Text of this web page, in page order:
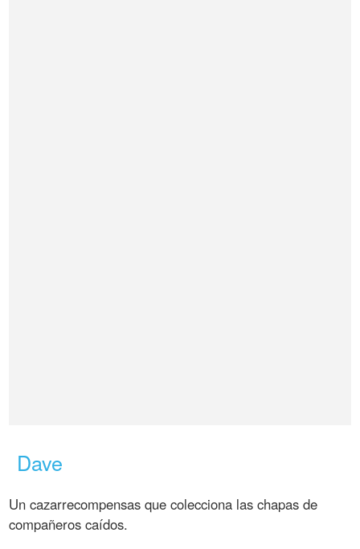
Dave
Un cazarrecompensas que colecciona las chapas de
compañeros caídos.